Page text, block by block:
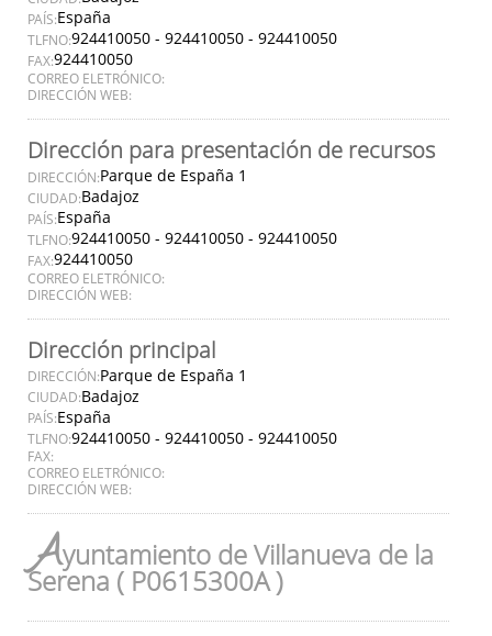
PAÍS:España
TLFNO:924410050 - 924410050 - 924410050
FAX:924410050
CORREO ELETRÓNICO:
DIRECCIÓN WEB:
Dirección para presentación de recursos
DIRECCIÓN:Parque de España 1
CIUDAD:Badajoz
PAÍS:España
TLFNO:924410050 - 924410050 - 924410050
FAX:924410050
CORREO ELETRÓNICO:
DIRECCIÓN WEB:
Dirección principal
DIRECCIÓN:Parque de España 1
CIUDAD:Badajoz
PAÍS:España
TLFNO:924410050 - 924410050 - 924410050
FAX:
CORREO ELETRÓNICO:
DIRECCIÓN WEB:
Ayuntamiento de Villanueva de la
Serena ( P0615300A )